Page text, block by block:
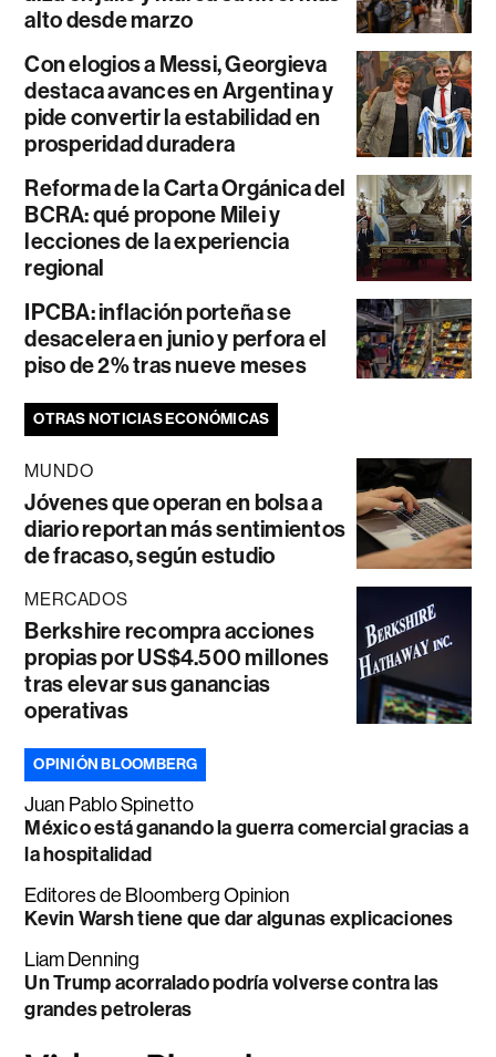
alto desde marzo
Con elogios a Messi, Georgieva
destaca avances en Argentina y
pide convertir la estabilidad en
prosperidad duradera
Reforma de la Carta Orgánica del
BCRA: qué propone Milei y
lecciones de la experiencia
regional
IPCBA: inflación porteña se
desacelera en junio y perfora el
piso de 2% tras nueve meses
OTRAS NOTICIAS ECONÓMICAS
MUNDO
Jóvenes que operan en bolsa a
diario reportan más sentimientos
de fracaso, según estudio
MERCADOS
Berkshire recompra acciones
propias por US$4.500 millones
tras elevar sus ganancias
operativas
OPINIÓN BLOOMBERG
Juan Pablo Spinetto
México está ganando la guerra comercial gracias a
la hospitalidad
Editores de Bloomberg Opinion
Kevin Warsh tiene que dar algunas explicaciones
Liam Denning
Un Trump acorralado podría volverse contra las
grandes petroleras